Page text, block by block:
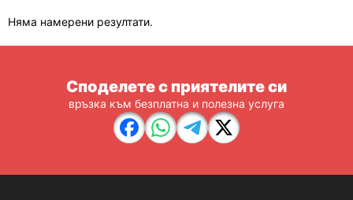
Няма намерени резултати.
Споделете с приятелите си
връзка към безплатна и полезна услуга